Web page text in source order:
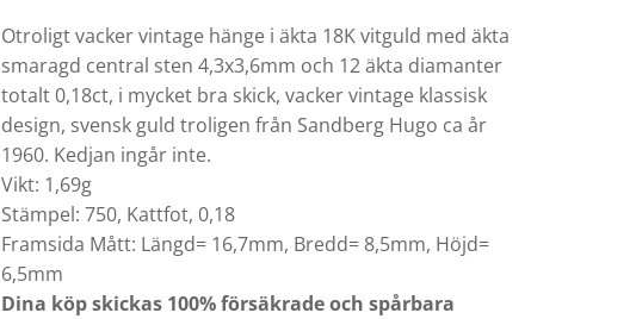
Otroligt vacker vintage hänge i äkta 18K vitguld med äkta
smaragd central sten 4,3x3,6mm och 12 äkta diamanter
totalt 0,18ct, i mycket bra skick, vacker vintage klassisk
design, svensk guld troligen från Sandberg Hugo ca år
1960. Kedjan ingår inte.
Vikt: 1,69g
Stämpel: 750, Kattfot, 0,18
Framsida Mått: Längd= 16,7mm, Bredd= 8,5mm, Höjd=
6,5mm
Dina köp skickas 100% försäkrade och spårbara